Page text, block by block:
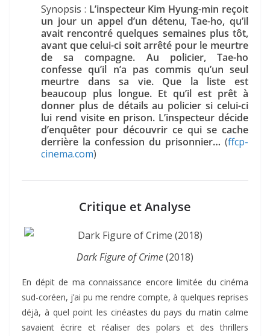
Synopsis : L’inspecteur Kim Hyung-min reçoit
un jour un appel d’un détenu, Tae-ho, qu’il
avait rencontré quelques semaines plus tôt,
avant que celui-ci soit arrêté pour le meurtre
de sa compagne. Au policier, Tae-ho
confesse qu’il n’a pas commis qu’un seul
meurtre dans sa vie. Que la liste est
beaucoup plus longue. Et qu’il est prêt à
donner plus de détails au policier si celui-ci
lui rend visite en prison. L’inspecteur décide
d’enquêter pour découvrir ce qui se cache
derrière la confession du prisonnier… (ffcp-
cinema.com)
Critique et Analyse
Dark Figure of Crime(2018)
En dépit de ma connaissance encore limitée du cinéma
sud-coréen, j’ai pu me rendre compte, à quelques reprises
déjà, à quel point les cinéastes du pays du matin calme
savaient écrire et réaliser des polars et des thrillers